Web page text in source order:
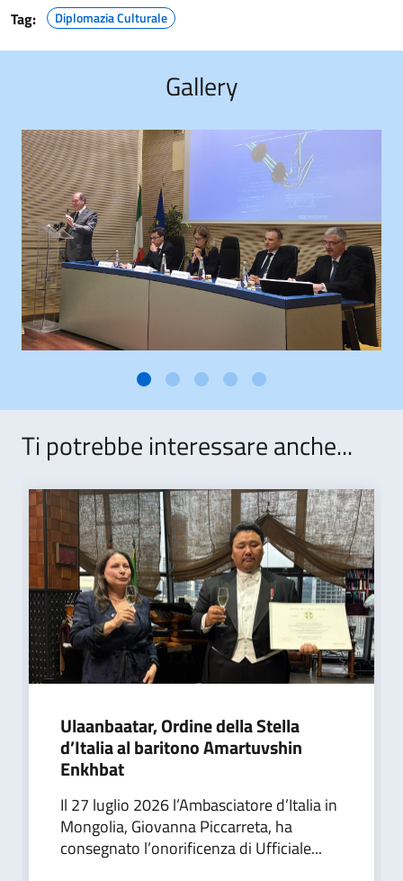
Tag:
Diplomazia Culturale
Gallery
Ti potrebbe interessare anche...
Ulaanbaatar, Ordine della Stella
d’Italia al baritono Amartuvshin
Enkhbat
Il 27 luglio 2026 l’Ambasciatore d’Italia in
Mongolia, Giovanna Piccarreta, ha
consegnato l’onorificenza di Ufficiale...